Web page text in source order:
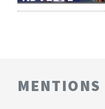
MENTIONS